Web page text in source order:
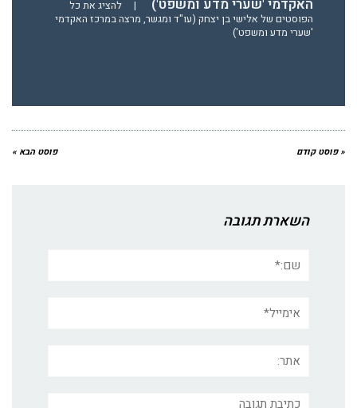
האקדמי 'שערי מדע ומשפט') |
להציג את כל
הפוסטים של אלישי בן יצחק (עו"ד ומגשר, מרצה במרכז האקדמי
'שערי מדע ומשפט')
« פוסט קודם פוסט הבא »
השארת תגובה
תגובה